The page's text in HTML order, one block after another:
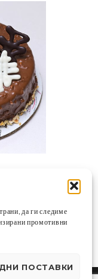
да ги следиме
промотивни
ПОСТАВКИ
1.050,00 ДЕН